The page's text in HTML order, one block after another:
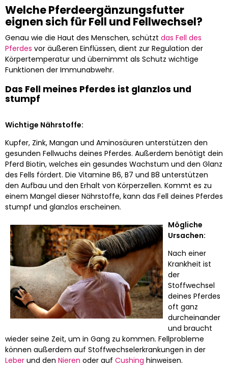
Welche Pferdeergänzungsfutter
eignen sich für Fell und Fellwechsel?
Genau wie die Haut des Menschen, schützt das Fell des
Pferdes vor äußeren Einflüssen, dient zur Regulation der
Körpertemperatur und übernimmt als Schutz wichtige
Funktionen der Immunabwehr.
Das Fell meines Pferdes ist glanzlos und
stumpf
Wichtige Nährstoffe:
Kupfer, Zink, Mangan und Aminosäuren unterstützen den
gesunden Fellwuchs deines Pferdes. Außerdem benötigt dein
Pferd Biotin, welches ein gesundes Wachstum und den Glanz
des Fells fördert. Die Vitamine B6, B7 und B8 unterstützen
den Aufbau und den Erhalt von Körperzellen. Kommt es zu
einem Mangel dieser Nährstoffe, kann das Fell deines Pferdes
stumpf und glanzlos erscheinen.
Mögliche
Ursachen:
Nach einer
Krankheit ist
der
Stoffwechsel
deines Pferdes
oft ganz
durcheinander
und braucht
wieder seine Zeit, um in Gang zu kommen. Fellprobleme
können außerdem auf Stoffwechselerkrankungen in der
Leber und den Nieren oder auf Cushing hinweisen.